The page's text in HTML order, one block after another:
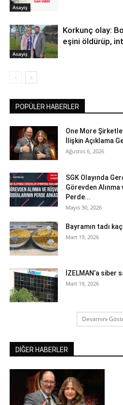
Asayiş
Asayiş
Korkunç olay:
eşini öldürüp,
POPÜLER HABERLER
One More
İlişkin Açıklama
Ağustos 6, 2026
SGK Olayında
Görevden Alınma
Perde...
Mayıs 30, 2026
Bayramın tadı
Mart 19, 2026
İZELMAN’a siber
Mart 19, 2026
Devamını
DİĞER HABERLER